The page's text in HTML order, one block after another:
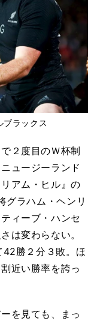
ブラックス
２度目のＷ杯制
ュージーランド
アム・ヒル』の
グラハム・ヘンリ
ィーブ・ハンセ
は変わらない。
42勝２分３敗。ほ
近い勝率を誇っ
を見ても、まっ